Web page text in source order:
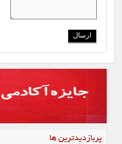
پربازدیدترین ها